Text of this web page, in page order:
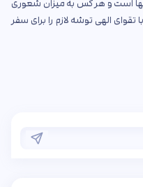
است و هر کس به میزان شعوری
الهی توشه لازم را برای سفر